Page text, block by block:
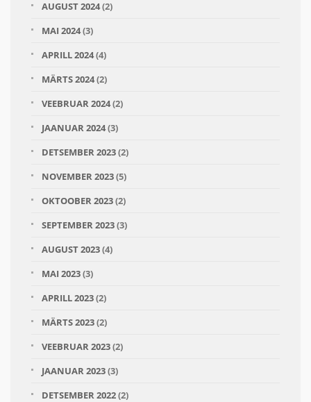
AUGUST 2024(2)
MAI 2024(3)
APRILL 2024(4)
MÄRTS 2024(2)
VEEBRUAR 2024(2)
JAANUAR 2024(3)
DETSEMBER 2023(2)
NOVEMBER 2023(5)
OKTOOBER 2023(2)
SEPTEMBER 2023(3)
AUGUST 2023(4)
MAI 2023(3)
APRILL 2023(2)
MÄRTS 2023(2)
VEEBRUAR 2023(2)
JAANUAR 2023(3)
DETSEMBER 2022(2)